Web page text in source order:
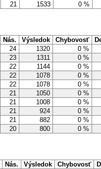
21 1533 0 %
Nás. Výsledok Chybovosť
24 1320
0 %
23 1311
0 %
22 1144
0 %
22 1078
0 %
22 1078
0 %
21 1050
0 %
21 1008
0 %
21 924
0 %
21 882
0 %
20 800 0 %
Nás. Výsledok Chybovosť